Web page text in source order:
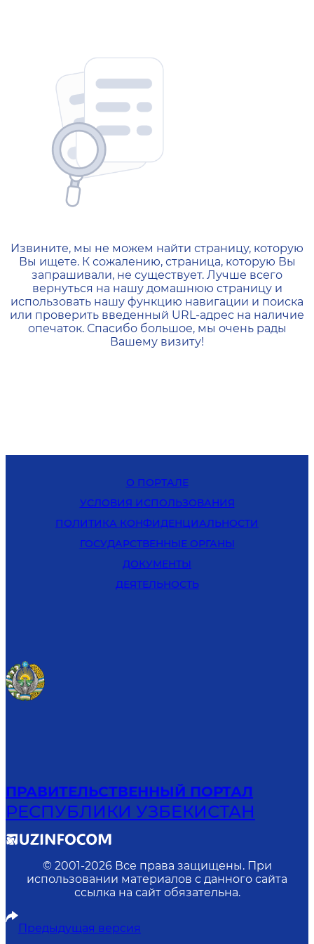
404 — Страница не
Извините, мы не можем найти страницу, которую
Вы ищете. К сожалению, страница, которую Вы
запрашивали, не существует. Лучше всего
вернуться на нашу домашнюю страницу и
использовать нашу функцию навигации и поиска
или проверить введенный URL-адрес на наличие
опечаток. Спасибо большое, мы очень рады
Вашему визиту!
О ПОРТАЛЕ
УСЛОВИЯ ИСПОЛЬЗОВАНИЯ
ПОЛИТИКА КОНФИДЕНЦИАЛЬНОСТИ
ГОСУДАРСТВЕННЫЕ ОРГАНЫ
ДОКУМЕНТЫ
ДЕЯТЕЛЬНОСТЬ
ПРАВИТЕЛЬСТВЕННЫЙ ПОРТАЛ
РЕСПУБЛИКИ УЗБЕКИСТАН
© 2001-2026 Все права защищены. При
использовании материалов с данного сайта
ссылка на сайт обязательна.
Предыдущая версия